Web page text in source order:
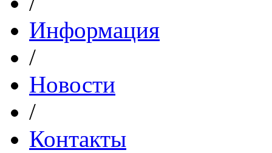
Информация
/
Новости
/
Контакты